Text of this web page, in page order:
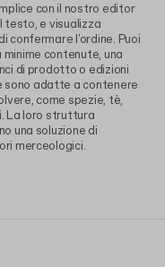
con il nostro editor
testo, e visualizza
confermare l'ordine. Puoi
contenute, una
di prodotto o edizioni
adatte a contenere
come spezie, tè,
La loro struttura
una soluzione di
merceologici.